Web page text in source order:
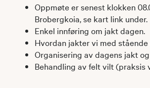
​Oppmøte er senest klokken
Brobergkoia, se kart link under.
Enkel innføring om jakt dagen.
Hvordan jakter vi med
Organisering av dagens jakt
Behandling av felt vilt (praksis